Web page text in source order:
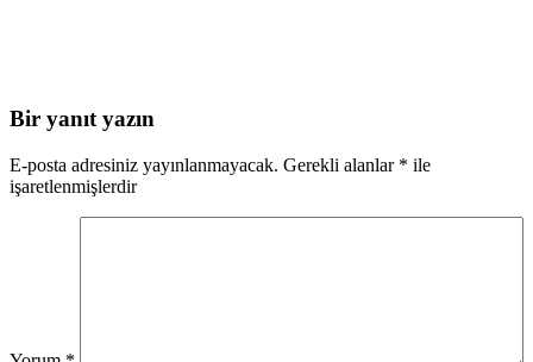
Bir yanıt yazın
E-posta adresiniz yayınlanmayacak. Gerekli alanlar * ile
işaretlenmişlerdir